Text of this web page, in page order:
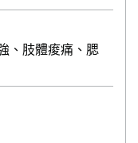
、肢體痠痛、腮